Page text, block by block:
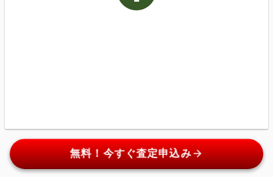
無料！今すぐ査定申込みarrow_forward